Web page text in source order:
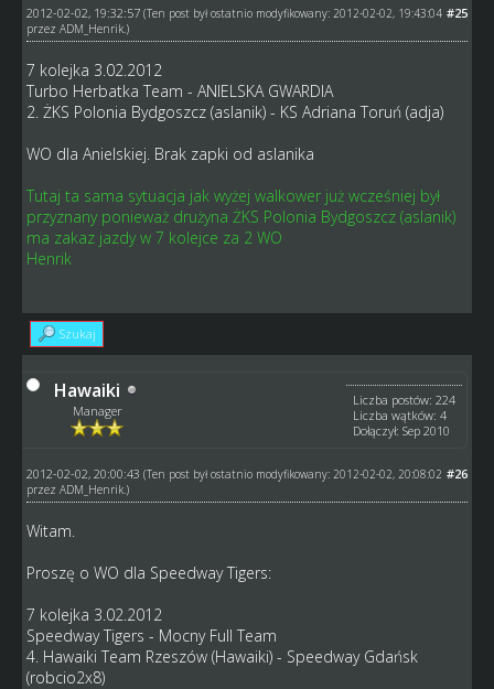
#25
2012-02-02, 19:32:57 (Ten post był ostatnio modyfikowany: 2012-02-02, 19:43:04
przez ADM_Henrik.)
7 kolejka 3.02.2012
Turbo Herbatka Team - ANIELSKA GWARDIA
2. ŻKS Polonia Bydgoszcz (aslanik) - KS Adriana Toruń (adja)
WO dla Anielskiej. Brak zapki od aslanika
Tutaj ta sama sytuacja jak wyżej walkower już wcześniej był
przyznany ponieważ drużyna ŻKS Polonia Bydgoszcz (aslanik)
ma zakaz jazdy w 7 kolejce za 2 WO
Henrik
Szukaj
Hawaiki
Manager
Liczba postów: 224
Liczba wątków: 4
Dołączył: Sep 2010
#26
2012-02-02, 20:00:43 (Ten post był ostatnio modyfikowany: 2012-02-02, 20:08:02
przez ADM_Henrik.)
Witam.
Proszę o WO dla Speedway Tigers:
7 kolejka 3.02.2012
Speedway Tigers - Mocny Full Team
4. Hawaiki Team Rzeszów (Hawaiki) - Speedway Gdańsk
(robcio2x8)